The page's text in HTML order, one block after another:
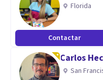
Florida
Contactar
Carlos
San